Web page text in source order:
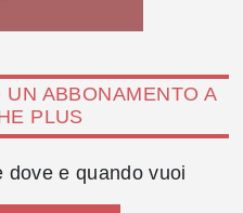
ABBONAMENTO A
PLUS
dove e quando vuoi